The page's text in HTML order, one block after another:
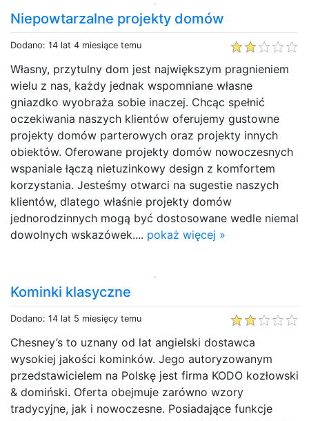
Niepowtarzalne projekty domów
Dodano: 14 lat 4 miesiące temu
Własny, przytulny dom jest największym pragnieniem
wielu z nas, każdy jednak wspomniane własne
gniazdko wyobraża sobie inaczej. Chcąc spełnić
oczekiwania naszych klientów oferujemy gustowne
projekty domów parterowych oraz projekty innych
obiektów. Oferowane projekty domów nowoczesnych
wspaniale łączą nietuzinkowy design z komfortem
korzystania. Jesteśmy otwarci na sugestie naszych
klientów, dlatego właśnie projekty domów
jednorodzinnych mogą być dostosowane wedle niemal
dowolnych wskazówek.... pokaż więcej »
Kominki klasyczne
Dodano: 14 lat 5 miesięcy temu
Chesney’s to uznany od lat angielski dostawca
wysokiej jakości kominków. Jego autoryzowanym
przedstawicielem na Polskę jest firma KODO kozłowski
& domiński. Oferta obejmuje zarówno wzory
tradycyjne, jak i nowoczesne. Posiadające funkcje